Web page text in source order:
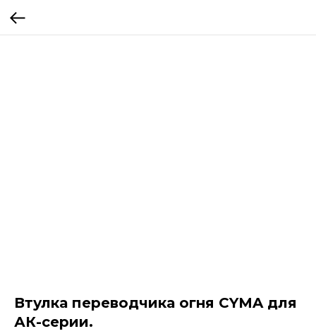
Втулка переводчика огня CYMA для
АК-серии.